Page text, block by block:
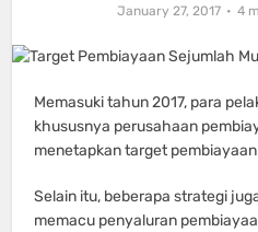
January 27, 2017 4
Memasuki tahun 2017, para
khususnya perusahaan
menetapkan target
Selain itu, beberapa strategi
memacu penyaluran